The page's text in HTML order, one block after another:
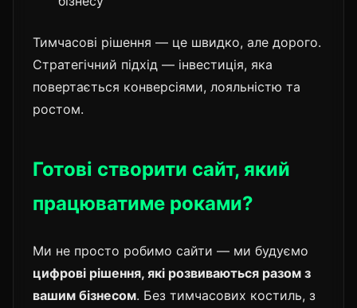
Тимчасові рішення — це швидко, але дорого.
Стратегічний підхід — інвестиція, яка
повертається конверсіями, лояльністю та
ростом.
Готові створити сайт, який
працюватиме роками?
Ми не просто робимо сайти — ми будуємо
цифрові рішення, які розвиваються разом з
вашим бізнесом. Без тимчасових костиль, з